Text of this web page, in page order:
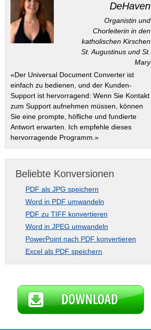
DeHaven
Organistin und
Chorleiterin in den
katholischen Kirschen
St. Augustinus und St.
Mary
«Der Universal Document Converter ist
einfach zu bedienen, und der Kunden-
Support ist hervorragend: Wenn Sie Kontakt
zum Support aufnehmen müssen, können
Sie eine prompte, höfliche und fundierte
Antwort erwarten. Ich empfehle dieses
hervorragende Programm.»
Beliebte Konversionen
PDF als JPG speichern
Word in PDF umwandeln
PDF zu TIFF konvertieren
Word in JPEG umwandeln
PowerPoint nach PDF konvertieren
Excel als PDF speichern